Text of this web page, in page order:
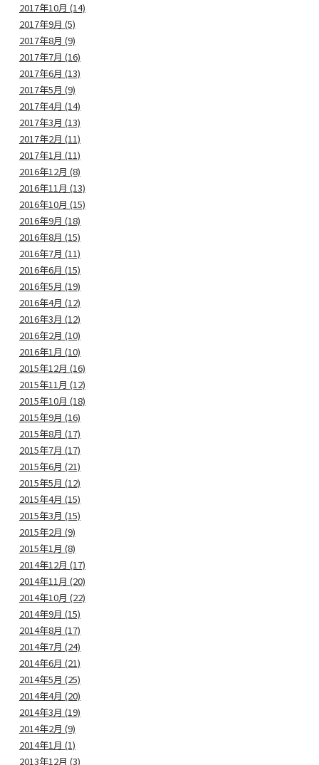
2017年10月 (14)
2017年9月 (5)
2017年8月 (9)
2017年7月 (16)
2017年6月 (13)
2017年5月 (9)
2017年4月 (14)
2017年3月 (13)
2017年2月 (11)
2017年1月 (11)
2016年12月 (8)
2016年11月 (13)
2016年10月 (15)
2016年9月 (18)
2016年8月 (15)
2016年7月 (11)
2016年6月 (15)
2016年5月 (19)
2016年4月 (12)
2016年3月 (12)
2016年2月 (10)
2016年1月 (10)
2015年12月 (16)
2015年11月 (12)
2015年10月 (18)
2015年9月 (16)
2015年8月 (17)
2015年7月 (17)
2015年6月 (21)
2015年5月 (12)
2015年4月 (15)
2015年3月 (15)
2015年2月 (9)
2015年1月 (8)
2014年12月 (17)
2014年11月 (20)
2014年10月 (22)
2014年9月 (15)
2014年8月 (17)
2014年7月 (24)
2014年6月 (21)
2014年5月 (25)
2014年4月 (20)
2014年3月 (19)
2014年2月 (9)
2014年1月 (1)
2013年12月 (3)